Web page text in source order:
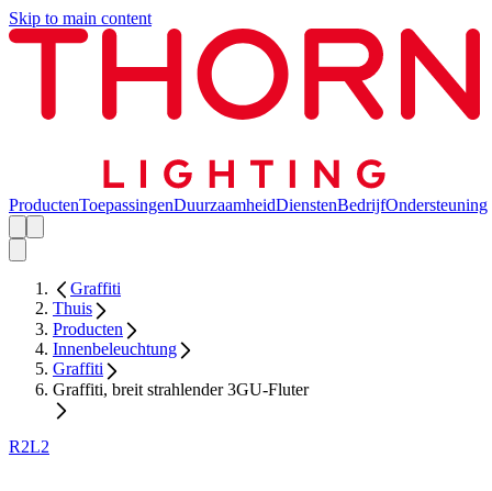
Skip to main content
ProductenToepassingenDuurzaamheidDienstenBedrijfOndersteuning
Graffiti
Thuis
Producten
Innenbeleuchtung
Graffiti
Graffiti, breit strahlender 3GU-Fluter
R2L2